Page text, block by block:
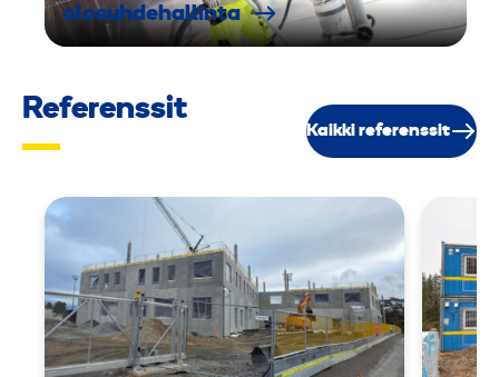
olosuhdehallinta
Referenssit
Kaikki referenssit